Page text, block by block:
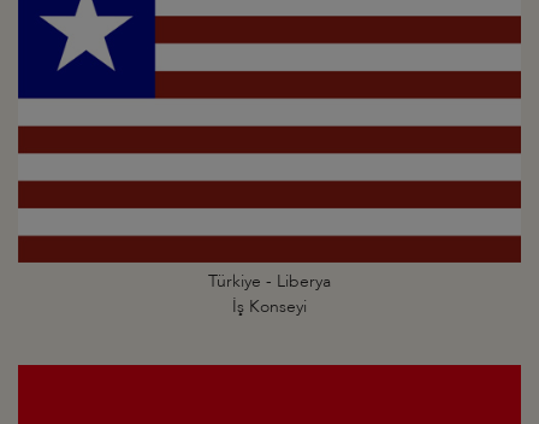
Türkiye - Liberya
İş Konseyi